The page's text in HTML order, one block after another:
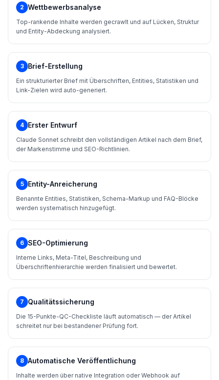
2 Wettbewerbsanalyse
Top-rankende Inhalte werden gecrawlt und auf Lücken, Struktur
und Entity-Abdeckung analysiert.
3 Brief-Erstellung
Ein strukturierter Brief mit Überschriften, Entities, Statistiken und
Link-Zielen wird auto-generiert.
4 Erster Entwurf
Claude Sonnet schreibt den vollständigen Artikel nach dem Brief,
der Markenstimme und SEO-Richtlinien.
5 Entity-Anreicherung
Benannte Entities, Statistiken, Schema-Markup und FAQ-Blöcke
werden systematisch hinzugefügt.
6 SEO-Optimierung
Interne Links, Meta-Titel, Beschreibung und
Überschriftenhierarchie werden finalisiert und bewertet.
7 Qualitätssicherung
Die 15-Punkte-QC-Checkliste läuft automatisch — der Artikel
schreitet nur bei bestandener Prüfung fort.
8 Automatische Veröffentlichung
Inhalte werden über native Integration oder Webhook auf